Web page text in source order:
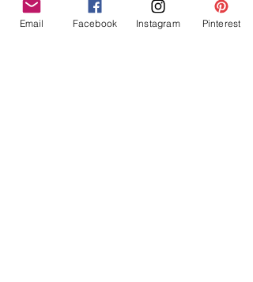
Clube do Livro Livre Instância!
Email Facebook Instagram Pinterest